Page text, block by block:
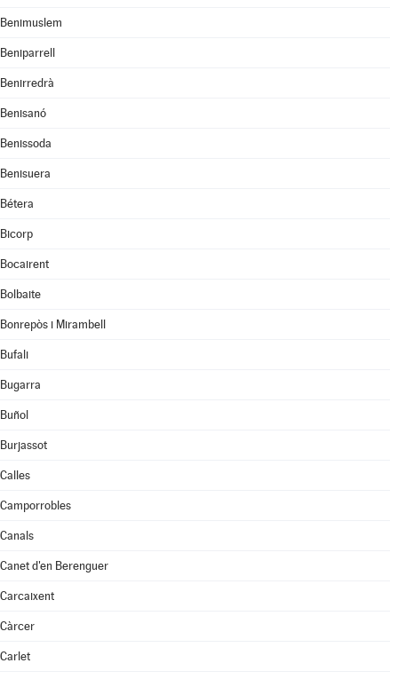
Benimuslem
Beniparrell
Benirredrà
Benisanó
Benissoda
Benisuera
Bétera
Bicorp
Bocairent
Bolbaite
Bonrepòs i Mirambell
Bufali
Bugarra
Buñol
Burjassot
Calles
Camporrobles
Canals
Canet d'en Berenguer
Carcaixent
Càrcer
Carlet